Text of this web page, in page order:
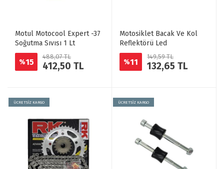
Motul Motocool Expert -37
Soğutma Sıvısı 1 Lt
%15
488,07 TL
412,50 TL
Motosiklet Bacak Ve Kol
Reflektörü Led
%11
149,59 TL
132,65 TL
ÜCRETSİZ KARGO ÜCRETSİZ KARGO